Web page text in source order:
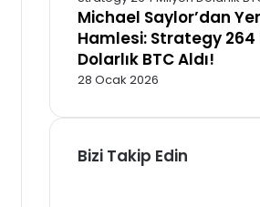
Michael Saylor’dan
Hamlesi: Strategy 264
Dolarlık BTC Aldı!
28 Ocak 2026
Bizi Takip Edin